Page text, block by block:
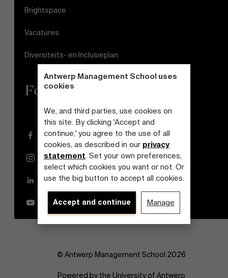
Antwerp Management School uses
cookies
We, and third parties, use cookies on
this site. By clicking 'Accept and
continue,' you agree to the use of all
cookies, as described in our privacy
statement. Set your own preferences,
select which cookies you want or not. Or
use the big button to accept all cookies.
Accept and continue Manage
Brightspace
Vacatures
Diversiteits- en Inclusieplan
Follow us
Facebook
Instagram
LinkedIn
YouTube
© Antwerp Management School 2026
Powered by the University of Antwerp